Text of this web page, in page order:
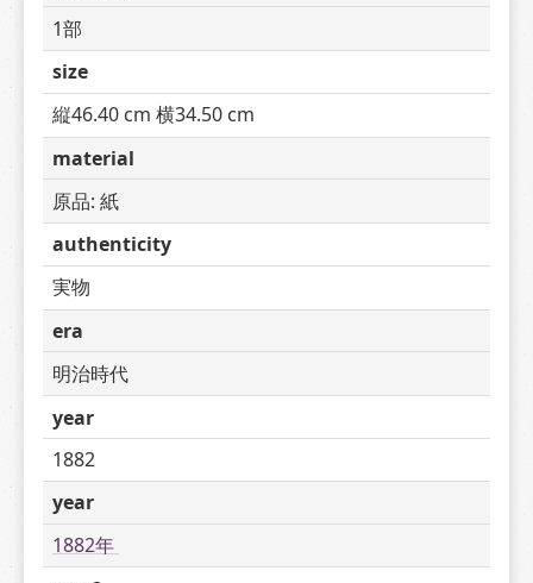
1部
size
縦46.40 cm 横34.50 cm
material
原品: 紙
authenticity
実物
era
明治時代
year
1882
year
1882年